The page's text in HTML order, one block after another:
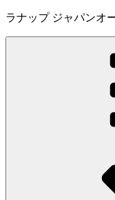
ラナップ ジャパンオ